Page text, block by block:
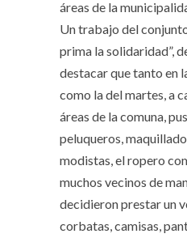
áreas de la
Un trabajo del
prima la solidaridad”,
destacar que tanto en
como la del martes, a
áreas de la comuna,
peluqueros,
modistas, el ropero
muchos vecinos de
decidieron prestar un
corbatas, camisas,